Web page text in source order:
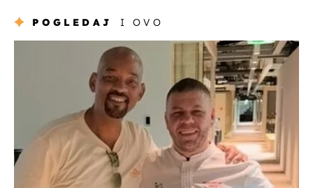
POGLEDAJ I OVO